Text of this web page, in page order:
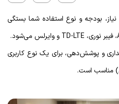
بودجه و نوع استفاده شما بستگی
و پوشش‌دهی، برای یک نوع کاربری
مناسب است.